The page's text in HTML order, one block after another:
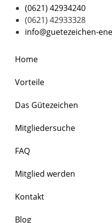
(0621) 42934240
(0621) 42933328
info@guetezeichen-
Home
Vorteile
Das Gütezeichen
Mitgliedersuche
FAQ
Mitglied werden
Kontakt
Blog